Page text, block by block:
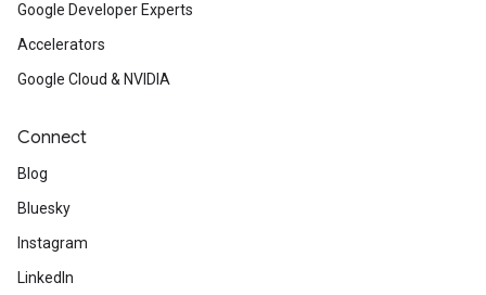
Google Developer Experts
Accelerators
Google Cloud & NVIDIA
Connect
Blog
Bluesky
Instagram
LinkedIn